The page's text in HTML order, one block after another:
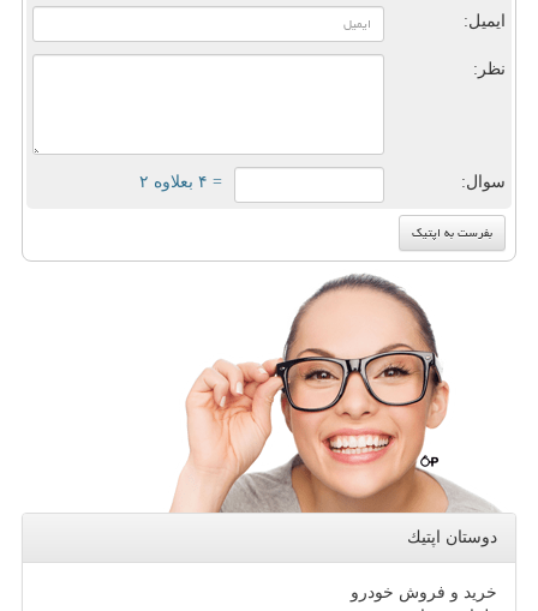
ایمیل:
نظر:
سوال: = ۴ بعلاوه ۲
دوستان اپتیك
خرید و فروش خودرو